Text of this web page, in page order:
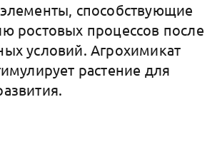
способствующие
ростовых процессов после
условий. Агрохимикат
растение для